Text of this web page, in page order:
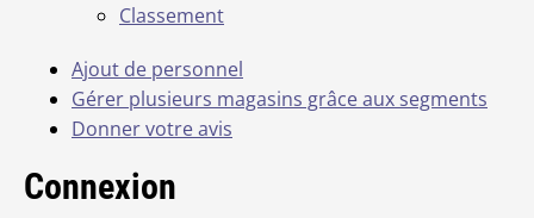
Classement
Ajout de personnel
Gérer plusieurs magasins grâce aux segments
Donner votre avis
Connexion